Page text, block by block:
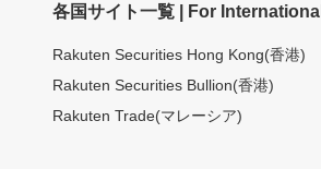
各国サイト一覧 | For International
Rakuten Securities Hong Kong(香港)
Rakuten Securities Bullion(香港)
Rakuten Trade(マレーシア)